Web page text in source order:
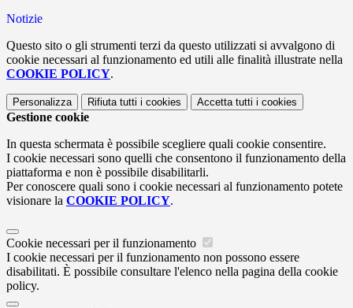
Notizie
Questo sito o gli strumenti terzi da questo utilizzati si avvalgono di
cookie necessari al funzionamento ed utili alle finalità illustrate nella
COOKIE POLICY.
Personalizza Rifiuta tutti i cookies Accetta tutti i cookies
Gestione cookie
In questa schermata è possibile scegliere quali cookie consentire.
I cookie necessari sono quelli che consentono il funzionamento della
piattaforma e non è possibile disabilitarli.
Per conoscere quali sono i cookie necessari al funzionamento potete
visionare la COOKIE POLICY.
Cookie necessari per il funzionamento
I cookie necessari per il funzionamento non possono essere
disabilitati. È possibile consultare l'elenco nella pagina della cookie
policy.